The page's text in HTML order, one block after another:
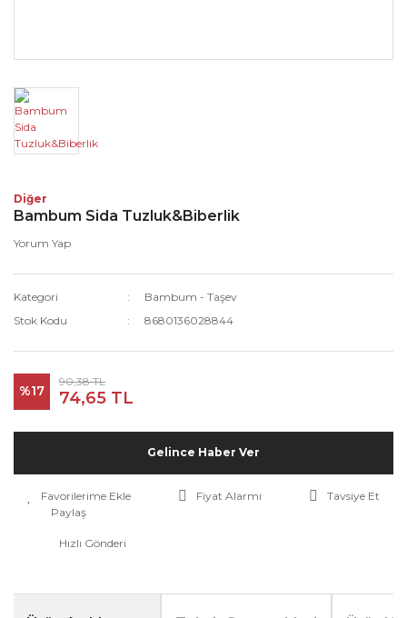
Diğer
Bambum Sida Tuzluk&Biberlik
Yorum Yap
Kategori
Bambum - Taşev
Stok Kodu
8680136028844
%17
90,38 TL
74,65 TL
Gelince Haber Ver
Fiyat Alarmı
Tavsiye Et
Paylaş
Hızlı Gönderi